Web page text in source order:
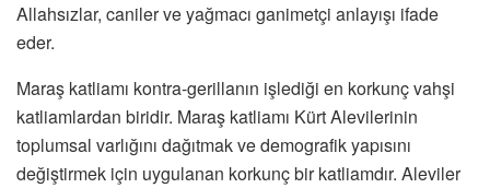
Allahsızlar, caniler ve yağmacı ganimetçi anlayışı ifade
eder.
Maraş katliamı kontra-gerillanın işlediği en korkunç vahşi
katliamlardan biridir. Maraş katliamı Kürt Alevilerinin
toplumsal varlığını dağıtmak ve demografik yapısını
değiştirmek için uygulanan korkunç bir katliamdır. Aleviler